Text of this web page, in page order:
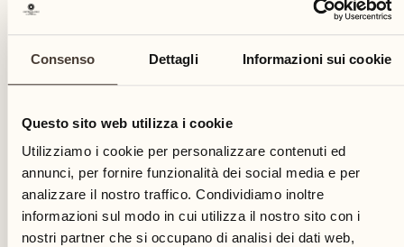
Consenso Dettagli Informazioni sui cookie
Questo sito web utilizza i cookie
Utilizziamo i cookie per personalizzare contenuti ed
annunci, per fornire funzionalità dei social media e per
analizzare il nostro traffico. Condividiamo inoltre
informazioni sul modo in cui utilizza il nostro sito con i
nostri partner che si occupano di analisi dei dati web,